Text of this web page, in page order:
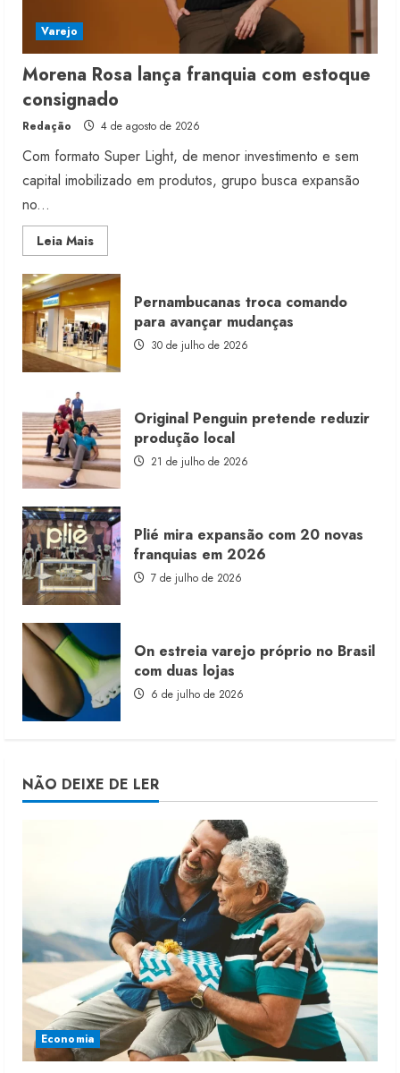
Varejo
Morena Rosa lança franquia com estoque
consignado
Redação 4 de agosto de 2026
Com formato Super Light, de menor investimento e sem
capital imobilizado em produtos, grupo busca expansão
no...
Leia MaisRead
more
Morena
Rosa
lança
franquia
com
estoque
consignado
Pernambucanas troca comando
para avançar mudanças
30 de julho de 2026
Original Penguin pretende reduzir
produção local
21 de julho de 2026
Plié mira expansão com 20 novas
franquias em 2026
7 de julho de 2026
On estreia varejo próprio no Brasil
com duas lojas
6 de julho de 2026
NÃO DEIXE DE LER
Economia